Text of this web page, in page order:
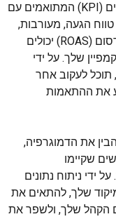
התחל בזיהוי מדדי הביצועים העיקריים (KPI) המתואמים עם
הגעה, מעורבות,
קליקים, המרות והחזר על הוצאות פרסום (ROAS) יכולים
שלך. על ידי
לעקוב אחר
את ההתאמות
את הדמוגרפיה,
שקיימו
ידי ניתוח נתונים
שלך, להתאים את
הקהל שלך, ולשפר את